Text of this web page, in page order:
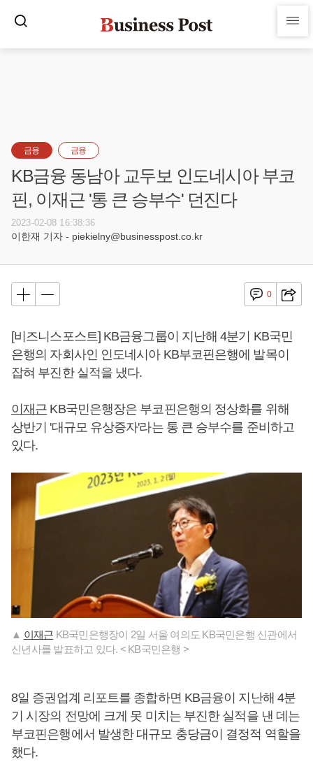
금융 금융
KB금융 동남아 교두보 인도네시아 부코
핀, 이재근 '통 큰 승부수' 던진다
2023-02-08 16:38:36
이한재 기자 - piekielny@businesspost.co.kr
0
[비즈니스포스트] KB금융그룹이 지난해 4분기 KB국민
은행의 자회사인 인도네시아 KB부코핀은행에 발목이
잡혀 부진한 실적을 냈다.
이재근 KB국민은행장은 부코핀은행의 정상화를 위해
상반기 '대규모 유상증자'라는 통 큰 승부수를 준비하고
있다.
▲ 이재근 KB국민은행장이 2일 서울 여의도 KB국민은행 신관에서
신년사를 발표하고 있다. < KB국민은행 >
8일 증권업계 리포트를 종합하면 KB금융이 지난해 4분
기 시장의 전망에 크게 못 미치는 부진한 실적을 낸 데는
부코핀은행에서 발생한 대규모 충당금이 결정적 역할을
했다.